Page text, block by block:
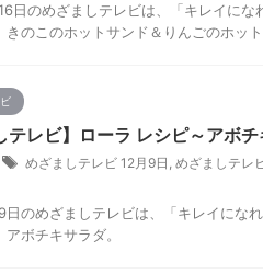
日のめざましテレビは、「キレイにな
きのこのホットサンド＆りんごのホット
テレビ】ローラ レシピ～アボ
めざましテレビ 12月9日 , めざましテレ
日のめざましテレビは、「キレイにな
アボチキサラダ。